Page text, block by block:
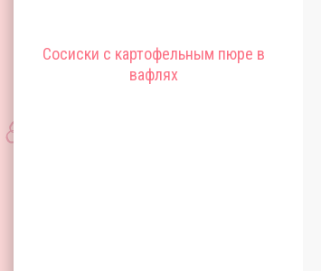
Сосиски с картофельным пюре в
вафлях